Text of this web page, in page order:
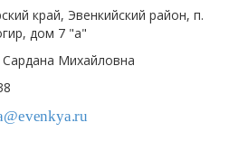
край, Эвенкийский район, п.
дом 7 "а"
Михайловна